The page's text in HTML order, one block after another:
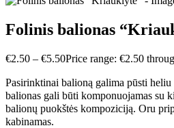
Folinis balionas
€2.50 – €5.50Price range: €2.50
Pasirinktinai balioną galima pūsti
balionas gali būti komponuojamas su
balionų puokštės kompoziciją. Oru
kabinamas.